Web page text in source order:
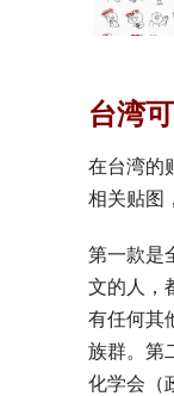
台湾
在台湾的
相关贴图
第一款是
文的人，
有任何其
族群。第
化学会（